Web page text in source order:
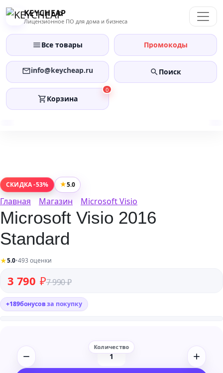
Перейти
KEYCHEAP
Лицензионное ПО для дома и бизнеса
Все товары Промокоды
info@keycheap.ru Поиск
0
Корзина
СКИДКА -53% ★5.0
Главная Магазин Microsoft Visio
Microsoft Visio 2016
Standard
★5.0•493 оценки
7 990₽
Первоначальная цена составляла 7 990 ₽.
3 790 ₽
Текущая цена: 3 790 ₽.
+189бонусовза покупку
Количество